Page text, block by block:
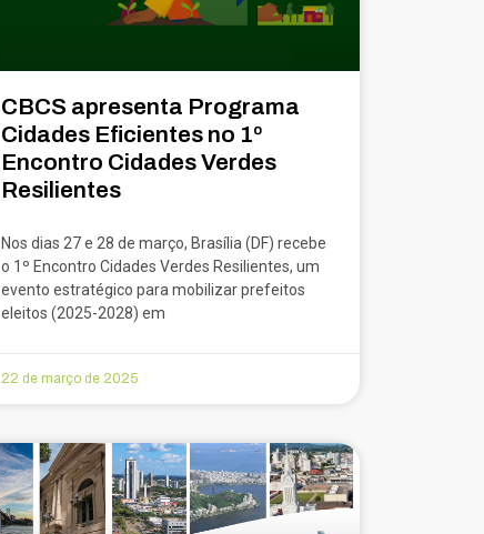
CBCS apresenta Programa
Cidades Eficientes no 1º
Encontro Cidades Verdes
Resilientes
Nos dias 27 e 28 de março, Brasília (DF) recebe
o 1º Encontro Cidades Verdes Resilientes, um
evento estratégico para mobilizar prefeitos
eleitos (2025-2028) em
22 de março de 2025